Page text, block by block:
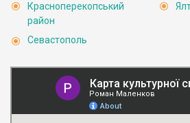
Красноперекопський
район
Севастополь